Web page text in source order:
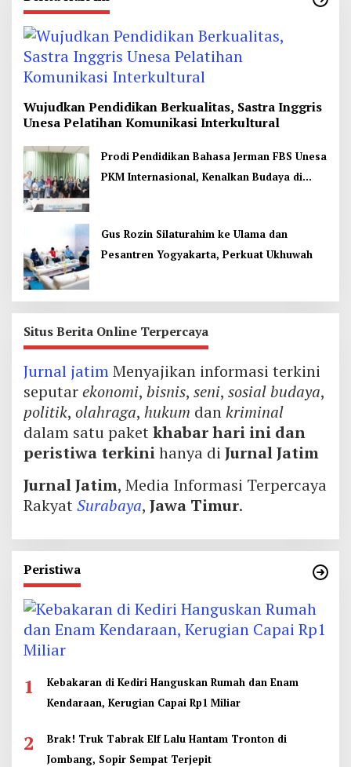
Wujudkan Pendidikan Berkualitas, Sastra Inggris
Unesa Pelatihan Komunikasi Interkultural
Prodi Pendidikan Bahasa Jerman FBS Unesa
PKM Internasional, Kenalkan Budaya di
Gus Rozin Silaturahim ke Ulama dan
Pesantren Yogyakarta, Perkuat Ukhuwah
Situs Berita Online Terpercaya
Jurnal jatimMenyajikan informasi terkini
seputarekonomi, bisnis, seni, sosial budaya,
politik, olahraga, hukum dankriminal
dalam satu paketkhabar hari ini dan
peristiwa terkinihanya di Jurnal Jatim
Jurnal Jatim, Media Informasi Terpercaya
RakyatSurabaya, Jawa Timur.
Peristiwa
1
Kebakaran di Kediri Hanguskan Rumah dan Enam
Kendaraan, Kerugian Capai Rp1 Miliar
2
Brak! Truk Tabrak Elf Lalu Hantam Tronton di
Jombang, Sopir Sempat Terjepit